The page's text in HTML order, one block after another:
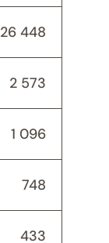
26 448
2 573
1 096
748
433